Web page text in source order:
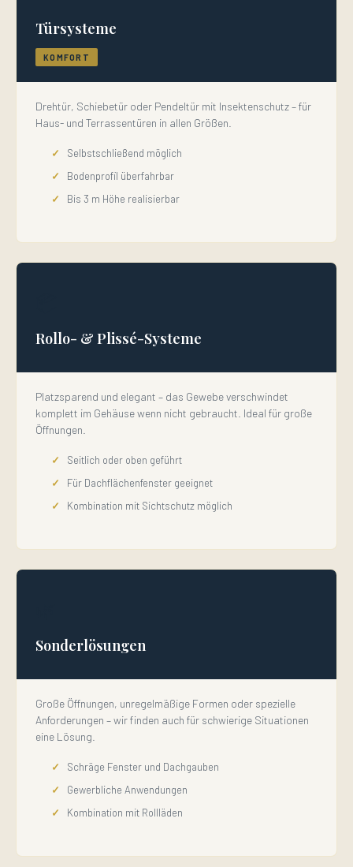
Türsysteme
KOMFORT
Drehtür, Schiebetür oder Pendeltür mit Insektenschutz – für
Haus- und Terrassentüren in allen Größen.
Selbstschließend möglich
Bodenprofil überfahrbar
Bis 3 m Höhe realisierbar
Rollo- & Plissé-Systeme
Platzsparend und elegant – das Gewebe verschwindet
komplett im Gehäuse wenn nicht gebraucht. Ideal für große
Öffnungen.
Seitlich oder oben geführt
Für Dachflächenfenster geeignet
Kombination mit Sichtschutz möglich
Sonderlösungen
Große Öffnungen, unregelmäßige Formen oder spezielle
Anforderungen – wir finden auch für schwierige Situationen
eine Lösung.
Schräge Fenster und Dachgauben
Gewerbliche Anwendungen
Kombination mit Rollläden